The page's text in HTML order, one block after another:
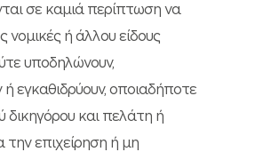
σε καμιά περίπτωση να
ή άλλου είδους
υποδηλώνουν,
εγκαθιδρύουν, οποιαδήποτε
δικηγόρου και πελάτη ή
την επιχείρηση ή μη